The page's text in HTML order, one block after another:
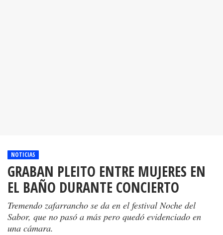
NOTICIAS
GRABAN PLEITO ENTRE MUJERES EN
EL BAÑO DURANTE CONCIERTO
Tremendo zafarrancho se da en el festival Noche del
Sabor, que no pasó a más pero quedó evidenciado en
una cámara.